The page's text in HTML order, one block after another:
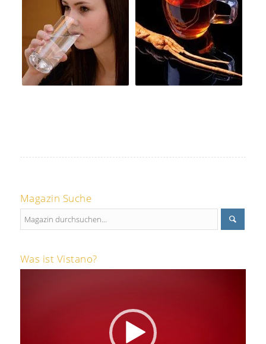
Magazin Suche
Was ist Vistano?